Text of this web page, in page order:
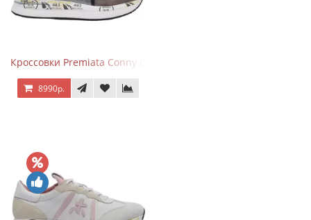
Кроссовки Premiata Conny Gray Brown
8990р.